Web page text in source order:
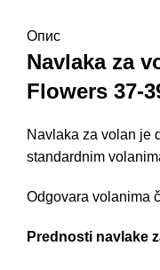
Опис
Navlaka za
Flowers 37-
Navlaka za volan je
standardnim
Odgovara volanima
Prednosti navlake